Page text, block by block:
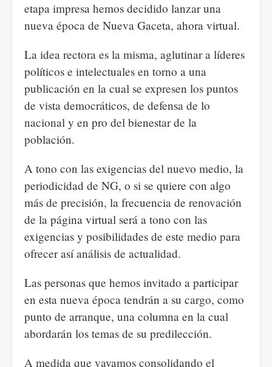
etapa impresa hemos decidido lanzar una
nueva época de Nueva Gaceta, ahora virtual.
La idea rectora es la misma, aglutinar a líderes
políticos e intelectuales en torno a una
publicación en la cual se expresen los puntos
de vista democráticos, de defensa de lo
nacional y en pro del bienestar de la
población.
A tono con las exigencias del nuevo medio, la
periodicidad de NG, o si se quiere con algo
más de precisión, la frecuencia de renovación
de la página virtual será a tono con las
exigencias y posibilidades de este medio para
ofrecer así análisis de actualidad.
Las personas que hemos invitado a participar
en esta nueva época tendrán a su cargo, como
punto de arranque, una columna en la cual
abordarán los temas de su predilección.
A medida que vayamos consolidando el